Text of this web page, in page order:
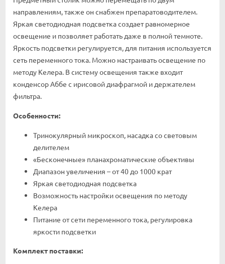
направлениям, также он снабжен препаратоводителем.
Яркая светодиодная подсветка создает равномерное
освещение и позволяет работать даже в полной темноте.
Яркость подсветки регулируется, для питания используется
сеть переменного тока. Можно настраивать освещение по
методу Келера. В систему освещения также входит
конденсор Аббе с ирисовой диафрагмой и держателем
фильтра.
Особенности:
Тринокулярный микроскоп, насадка со световым
делителем
«Бесконечные» планахроматические объективы
Диапазон увеличения – от 40 до 1000 крат
Яркая светодиодная подсветка
Возможность настройки освещения по методу
Келера
Питание от сети переменного тока, регулировка
яркости подсветки
Комплект поставки: